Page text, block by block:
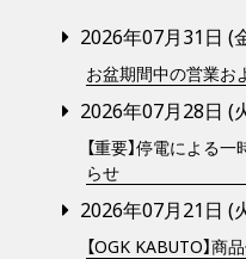
2026年07月31日 (
お盆期間中の営業お
2026年07月28日 (
【重要】停電による
らせ
2026年07月21日 (
【OGK KABUTO】商